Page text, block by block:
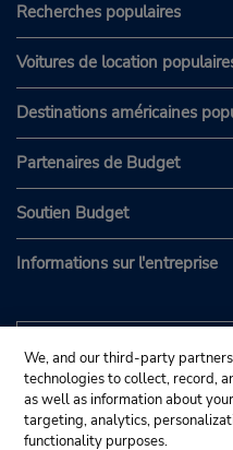
Recherches populaires
Voitures de location
Destinations américaines
Partenaires de Budget
Soutien Budget
Informations sur l'entreprise
We, and our third-party
technologies to collect, record,
as well as information about
targeting, analytics,
functionality purposes.